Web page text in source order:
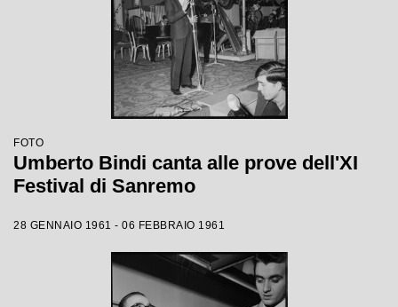
FOTO
Umberto Bindi canta alle prove dell'XI
Festival di Sanremo
28 GENNAIO 1961 - 06 FEBBRAIO 1961